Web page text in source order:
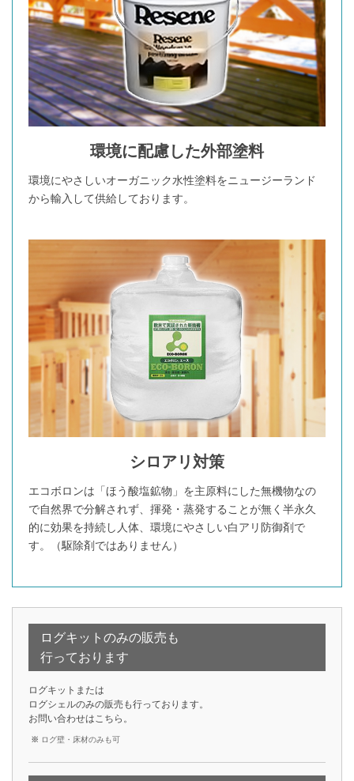
環境に配慮した外部塗料
環境にやさしいオーガニック水性塗料をニュージーランド
から輸入して供給しております。
シロアリ対策
エコボロンは「ほう酸塩鉱物」を主原料にした無機物なの
で自然界で分解されず、揮発・蒸発することが無く半永久
的に効果を持続し人体、環境にやさしい白アリ防御剤で
す。（駆除剤ではありません）
ログキットのみの販売も
行っております
ログキットまたは
ログシェルのみの販売も行っております。
お問い合わせは こちら 。
ログ壁・床材のみも可